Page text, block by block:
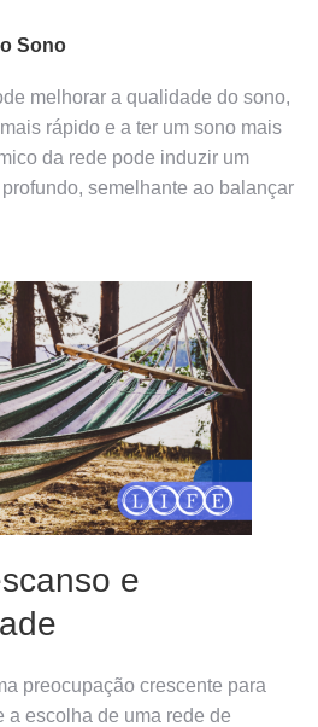
Sono
melhorar a qualidade do sono,
rápido e a ter um sono mais
da rede pode induzir um
semelhante ao balançar
e
preocupação crescente para
a escolha de uma rede de